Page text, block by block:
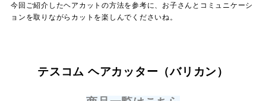
今回ご紹介したヘアカットの方法を参考に、お子さんとコミュニケーシ
ョンを取りながらカットを楽しんでくださいね。
テスコム ヘアカッター（バリカン）